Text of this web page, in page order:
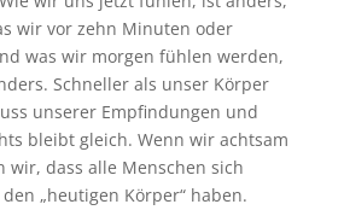
wir vor zehn Minuten oder
was wir morgen fühlen werden,
Schneller als unser Körper
unserer Empfindungen und
bleibt gleich. Wenn wir achtsam
wir, dass alle Menschen sich
„heutigen Körper“ haben.